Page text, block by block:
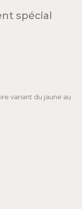
spécial
variant du jaune au